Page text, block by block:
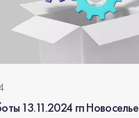
13.11.2024 гп Новоселье